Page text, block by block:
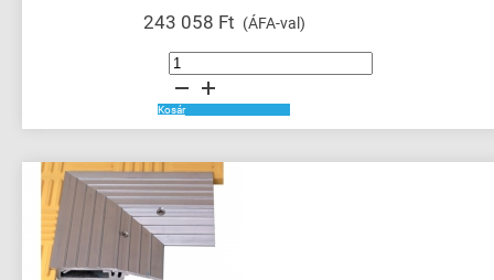
243 058 Ft (ÁFA-val)
Guardmaster
Atlas
Guardlock
Switch
mennyiség
Kosár